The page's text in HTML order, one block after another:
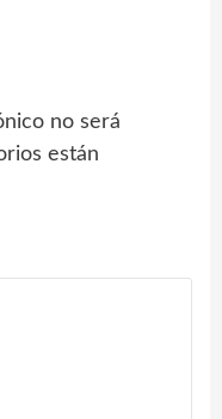
no será
están